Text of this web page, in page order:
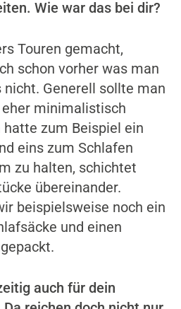
Wie war das bei dir?
Touren gemacht,
schon vorher was man
nicht. Generell sollte man
minimalistisch
zum Beispiel ein
eins zum Schlafen
zu halten, schichtet
übereinander.
beispielsweise noch ein
und einen
auch für dein